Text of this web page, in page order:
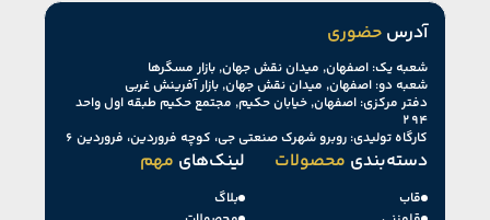
آدرس حضوری
شعبه یک: اصفهان, میدان نقش جهان, بازار مسگرها
شعبه دو: اصفهان, میدان نقش جهان, بازار آفرینش غربی
دفتر مرکزی: اصفهان, خیابان حکیم, مجتمع حکیم طبقه اول واحد
۲۹۴
کارگاه تولیدی: روبرو شهرک صنعتی جی، کوچه فروردین، فروردین ۶
لینک‌های مهم
بلاگ
دسته‌بندی محصولات
قاب